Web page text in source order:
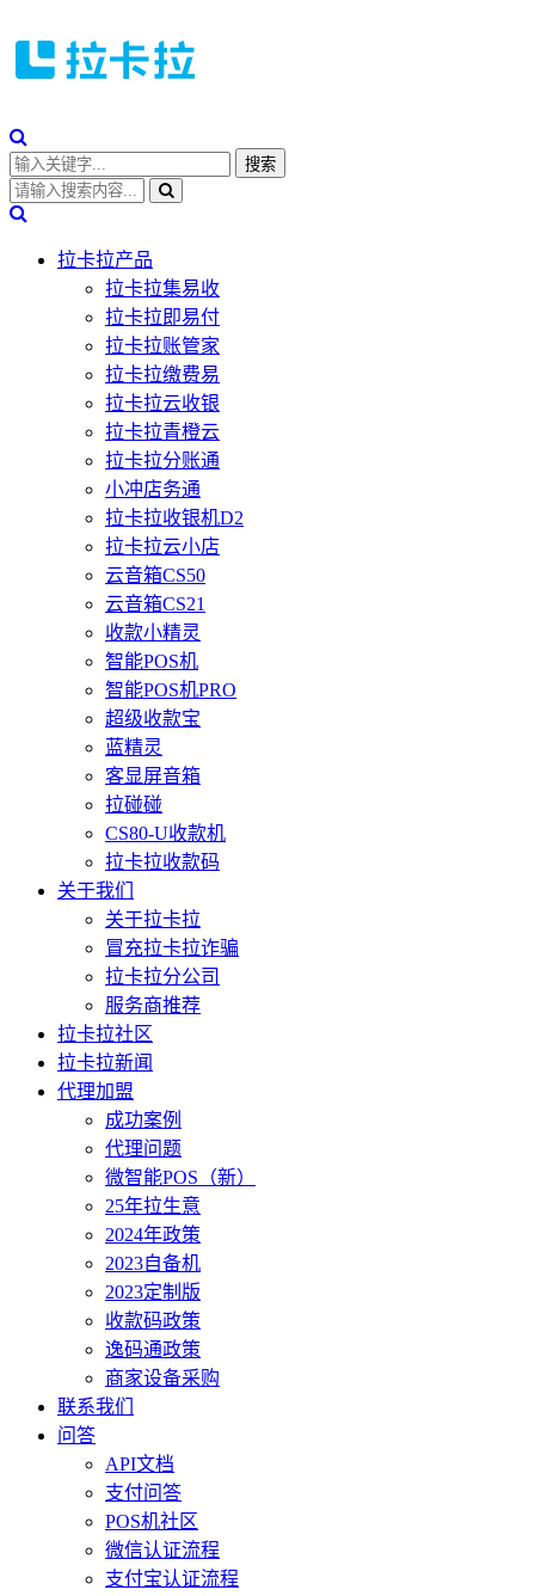
拉卡拉产品
拉卡拉集易收
拉卡拉即易付
拉卡拉账管家
拉卡拉缴费易
拉卡拉云收银
拉卡拉青橙云
拉卡拉分账通
小冲店务通
拉卡拉收银机D2
拉卡拉云小店
云音箱CS50
云音箱CS21
收款小精灵
智能POS机
智能POS机PRO
超级收款宝
蓝精灵
客显屏音箱
拉碰碰
CS80-U收款机
拉卡拉收款码
关于我们
关于拉卡拉
冒充拉卡拉诈骗
拉卡拉分公司
服务商推荐
拉卡拉社区
拉卡拉新闻
代理加盟
成功案例
代理问题
微智能POS（新）
25年拉生意
2024年政策
2023自备机
2023定制版
收款码政策
逸码通政策
商家设备采购
联系我们
问答
API文档
支付问答
POS机社区
微信认证流程
支付宝认证流程